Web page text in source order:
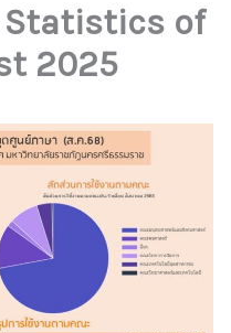
Statistics of
2025